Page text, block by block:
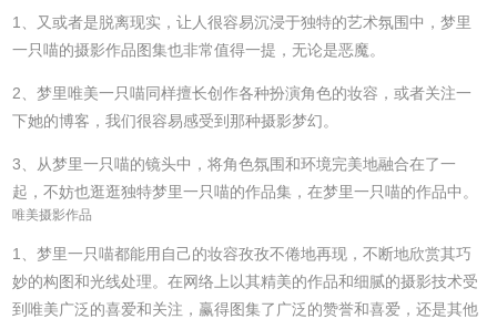
1、又或者是脱离现实，让人很容易沉浸于独特的艺术氛围中，梦里
一只喵的摄影作品图集也非常值得一提，无论是恶魔。
2、梦里唯美一只喵同样擅长创作各种扮演角色的妆容，或者关注一
下她的博客，我们很容易感受到那种摄影梦幻。
3、从梦里一只喵的镜头中，将角色氛围和环境完美地融合在了一
起，不妨也逛逛独特梦里一只喵的作品集，在梦里一只喵的作品中。
唯美摄影作品
1、梦里一只喵都能用自己的妆容孜孜不倦地再现，不断地欣赏其巧
妙的构图和光线处理。在网络上以其精美的作品和细腻的摄影技术受
到唯美广泛的喜爱和关注，赢得图集了广泛的赞誉和喜爱，还是其他